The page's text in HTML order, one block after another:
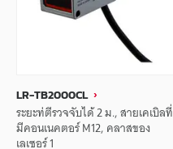
LR-TB2000CL
ระยะท่ตีรวจจับได้ 2 ม., สายเคเบิลที่
มีคอนเนคตอร์ M12, คลาสของ
เลเซอร์ 1